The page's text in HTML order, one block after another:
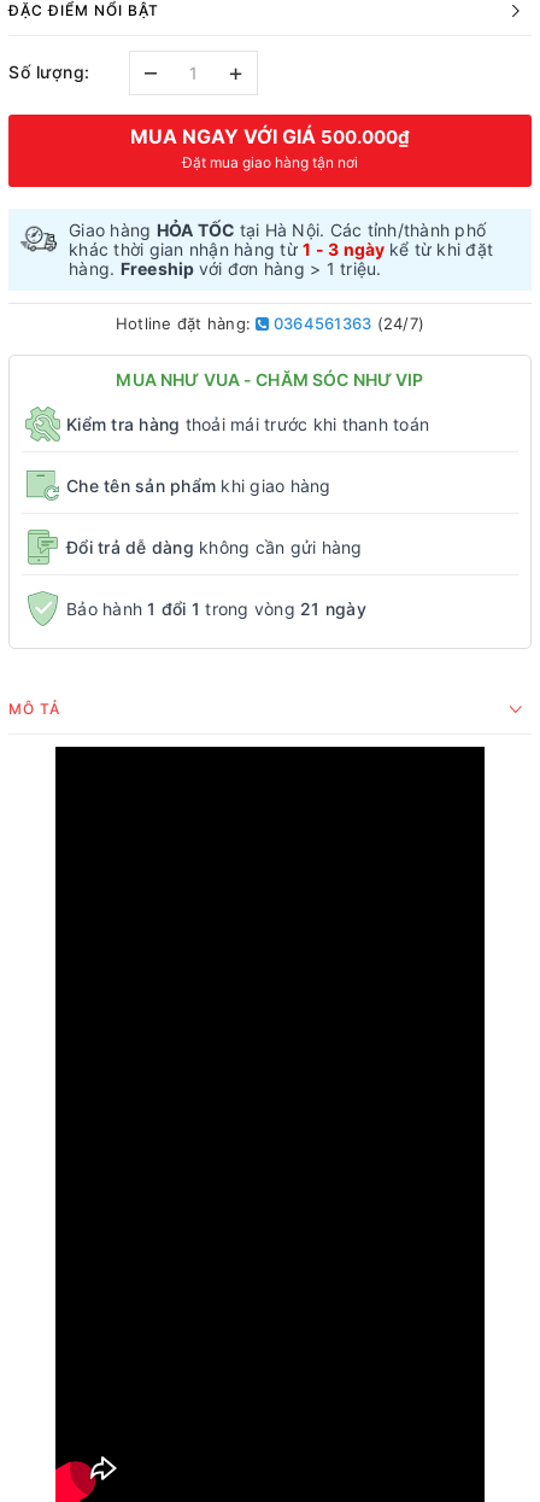
ĐẶC ĐIỂM NỔI BẬT
Số lượng: – +
MUA NGAY VỚI GIÁ 500.000₫
Đặt mua giao hàng tận nơi
Giao hàng HỎA TỐC tại Hà Nội. Các tỉnh/thành phố
khác thời gian nhận hàng từ 1 - 3 ngày kể từ khi đặt
hàng. Freeship với đơn hàng > 1 triệu.
Hotline đặt hàng: 0364561363 (24/7)
MUA NHƯ VUA - CHĂM SÓC NHƯ VIP
Kiểm tra hàng thoải mái trước khi thanh toán
Che tên sản phẩm khi giao hàng
Đổi trả dễ dàng không cần gửi hàng
Bảo hành1 đổi 1 trong vòng 21 ngày
MÔ TẢ